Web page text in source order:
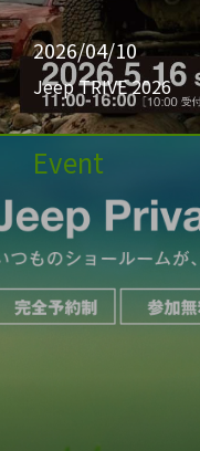
2026/04/10
Jeep TRIVE 2026
Event